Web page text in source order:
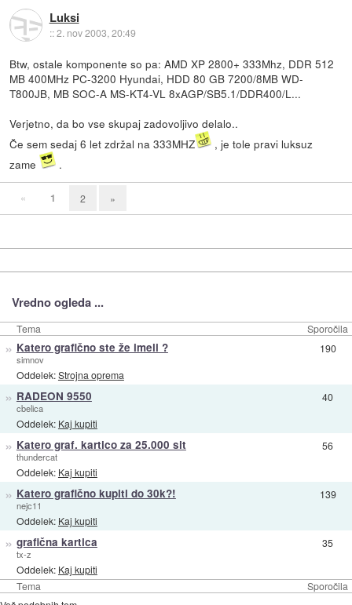
Luksi
::2. nov 2003, 20:49
Btw, ostale komponente so pa: AMD XP 2800+ 333Mhz, DDR 512
MB 400MHz PC-3200 Hyundai, HDD 80 GB 7200/8MB WD-
T800JB, MB SOC-A MS-KT4-VL 8xAGP/SB5.1/DDR400/L...
Verjetno, da bo vse skupaj zadovoljivo delalo..
Če sem sedaj 6 let zdržal na 333MHZ
, je tole pravi luksuz
zame
.
« 1 2 »
Vredno ogleda ...
Tema Sporočila
Tema Sporočila
» Katero grafično ste že imeli ?
simnov
Oddelek:Strojna oprema
190
» RADEON 9550
cbelica
Oddelek: Kaj kupiti
40
» Katero graf. kartico za 25.000 sit
thundercat
Oddelek: Kaj kupiti
56
» Katero grafično kupiti do 30k?!
nejc11
Oddelek: Kaj kupiti
139
» grafična kartica
tx-z
Oddelek: Kaj kupiti
35